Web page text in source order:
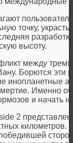
точку,
высоту.
между
Борются эти
инопланетные
Именно
и
2
километров.